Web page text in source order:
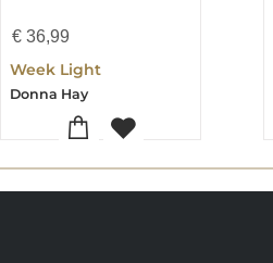
€ 36,99
Week Light
Donna Hay